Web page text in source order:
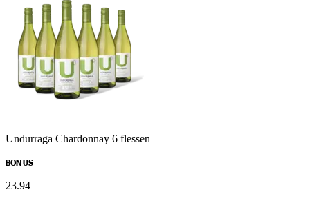
Undurraga Chardonnay 6 flessen
BONUS
23.94